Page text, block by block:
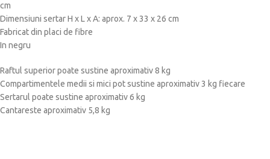
cm
Dimensiuni sertar H x L x A: aprox. 7 x 33 x 26 cm
Fabricat din placi de fibre
In negru
Raftul superior poate sustine aproximativ 8 kg
Compartimentele medii si mici pot sustine aproximativ 3 kg fiecare
Sertarul poate sustine aproximativ 6 kg
Cantareste aproximativ 5,8 kg